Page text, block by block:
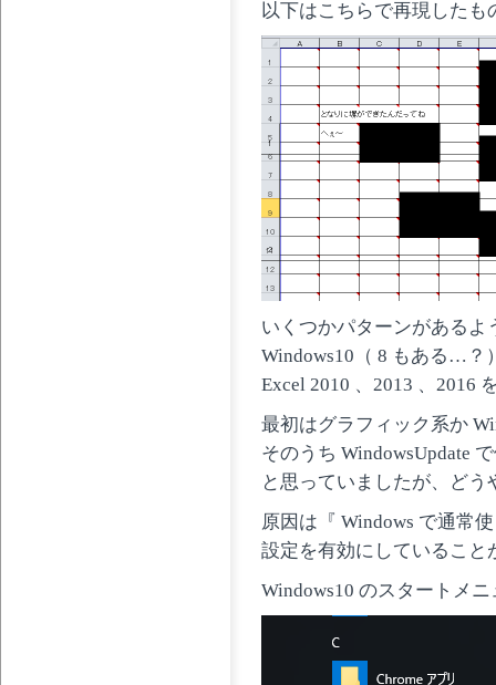
以下はこちらで再現したも
いくつかパターンがあるよ
Windows10（ 8 もある…？
Excel 2010 、2013 、2016
最初はグラフィック系か
そのうち WindowsUpdate
と思っていましたが、ど
原因は『 Windows で通常
設定を有効にしているこ
Windows10 のスタートメ